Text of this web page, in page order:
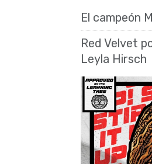
El campeón
Red Velvet
Leyla Hirsch